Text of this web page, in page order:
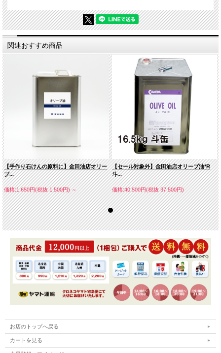
関連おすすめ商品
【手作り石けんの原料に】金田油店オリー
ブ...
価格:1,650円(税抜 1,500円)～
【セール対象外】金田油店オリーブ油*R
斗...
価格:40,500円(税抜 37,500円)
お店のトップへ戻る
カートを見る